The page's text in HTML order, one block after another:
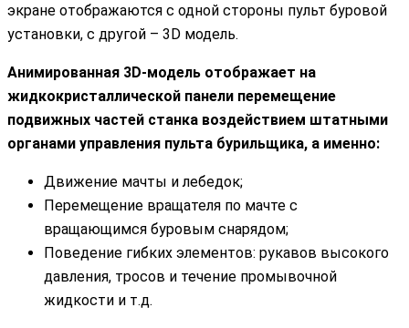
экране отображаются с одной стороны пульт буровой
установки, с другой – 3D модель.
Анимированная 3D-модель отображает на
жидкокристаллической панели перемещение
подвижных частей станка воздействием штатными
органами управления пульта бурильщика, а именно:
Движение мачты и лебедок;
Перемещение вращателя по мачте с
вращающимся буровым снарядом;
Поведение гибких элементов: рукавов высокого
давления, тросов и течение промывочной
жидкости и т.д.